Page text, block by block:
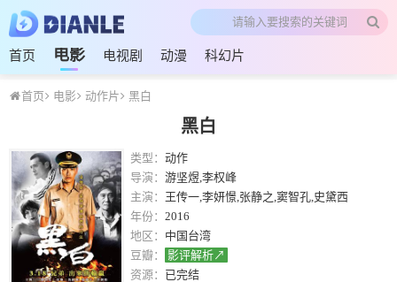
首页 电影 电视剧 动漫 科幻片
首页 电影 动作片 黑白
黑白
类型： 动作
导演： 游坚煜,李权峰
主演： 王传一,李妍憬,张静之,窦智孔,史黛西
年份： 2016
地区： 中国台湾
豆瓣：
影评解析↗
资源： 已完结